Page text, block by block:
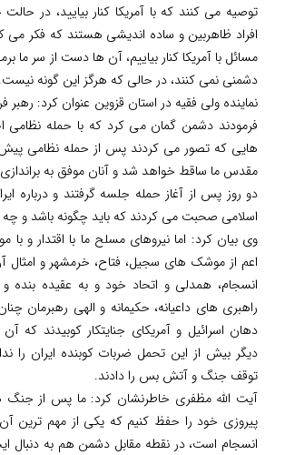
توصیه می کنند که با آمریکا کنار بیایید، در
افراد ظاهربین و ساده اندیشی هستند که فکر می
مسائل با آمریکا کنار بیاییم، آن ها دست از سر ما
دشمنی نمی کنند، در حالی که هرگز این گونه نیست.
نماینده ولی فقیه در استان قزوین عنوان کرد: رهبر
فرمودند دشمن گمان می کرد که با حمله نظامی
هایی که تصور می کردند پس از حمله نظامی
مقدس ما ساقط خواهد شد و آنان موفق به
دو روز پس از آغاز حمله جلسه گرفتند و درباره
اسلامی صحبت می کردند که باید چگونه باشد و چه
وی بیان کرد: اما نیروهای مسلح ما با اقتدار و
اعم از موشک های سجیل، فتاح، خرمشهر و امثال
انسجام، همدلی و اتحاد خود و به عقیده بنده و
راهبری های داعیانه، حکیمانه و الهی رهبرمان
دهان اسرائیل و آمریکای جنایتکار کوبیدند که
دیگر بیش از این تحمل ضربات کوبنده ایران را
توقف جنگ و آتش بس را دادند.
آیت الله مظفری خاطرنشان کرد: ما پس از جنگ
پیروزی خود را حفظ کنیم که یکی از مهم ترین
انسجام است، در نقطه مقابل دشمن هم به دنبال